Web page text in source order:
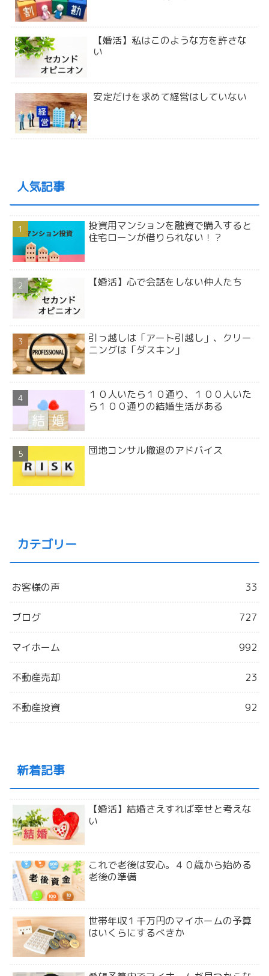
【婚活】私はこのような方を許さな
い
安定だけを求めて経営はしていない
人気記事
投資用マンションを融資で購入すると
住宅ローンが借りられない！？
【婚活】心で会話をしない仲人たち
引っ越しは「アート引越し」、クリー
ニングは「ダスキン」
１０人いたら１０通り、１００人いた
ら１００通りの結婚生活がある
団地コンサル撤退のアドバイス
カテゴリー
お客様の声 33
ブログ 727
マイホーム 992
不動産売却 23
不動産投資 92
新着記事
【婚活】結婚さえすれば幸せと考えな
い
これで老後は安心。４０歳から始める
老後の準備
世帯年収１千万円のマイホームの予算
はいくらにするべきか